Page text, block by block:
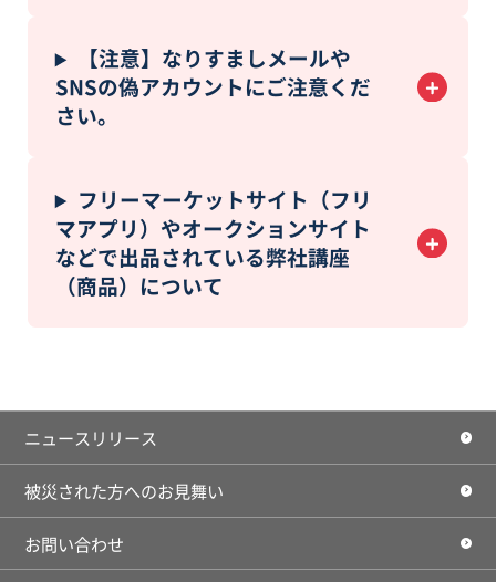
【注意】なりすましメールや
SNSの偽アカウントにご注意くだ
さい。
フリーマーケットサイト（フリ
マアプリ）やオークションサイト
などで出品されている弊社講座
（商品）について
ニュースリリース
被災された方へのお見舞い
お問い合わせ